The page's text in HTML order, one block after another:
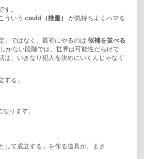
。
ういう could（推量）
が気持ちよくハマる
」ではなく、最初にやるのは 候補を並べる
かない段階では、世界は可能性だらけで
は、いきなり犯人を決めにいくんじゃなく
する」
ります。
して成立する」を作る道具が、まさ